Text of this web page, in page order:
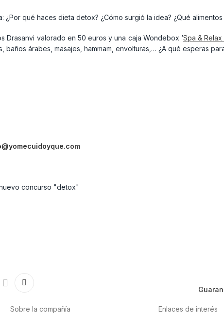
qué haces dieta detox? ¿Cómo surgió la idea? ¿Qué alimentos
Drasanvi valorado en 50 euros y una caja Wondebox ‘Spa & Relax
árabes, masajes, hammam, envolturas,… ¿A qué esperas
Sobre la compañía Enlaces de interés